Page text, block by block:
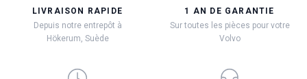
LIVRAISON RAPIDE
Depuis notre entrepôt à
Hökerum, Suède
1 AN DE GARANTIE
Sur toutes les pièces pour votre
Volvo